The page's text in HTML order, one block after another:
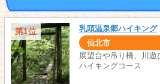
第1位 乳頭温泉郷ハイキング
仙北市
展望台や吊り橋、川
ハイキングコース